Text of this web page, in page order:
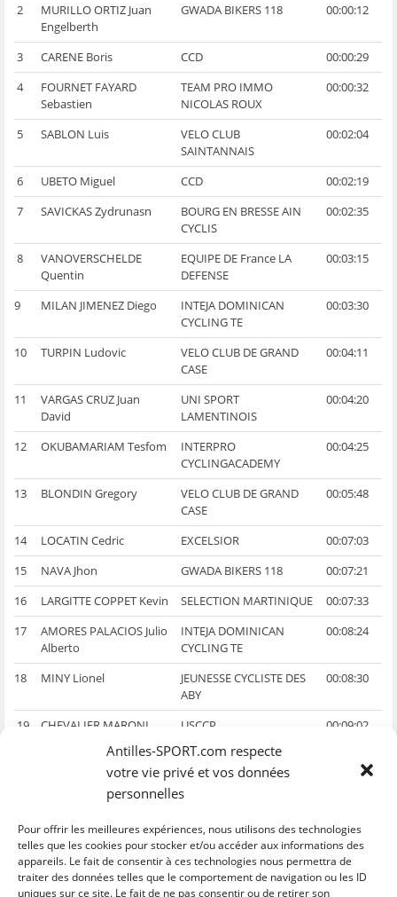
Antilles-SPORT.com respecte
votre vie privé et vos données
personnelles
Pour offrir les meilleures expériences, nous utilisons des technologies
telles que les cookies pour stocker et/ou accéder aux informations des
appareils. Le fait de consentir à ces technologies nous permettra de
traiter des données telles que le comportement de navigation ou les ID
uniques sur ce site. Le fait de ne pas consentir ou de retirer son
2
MURILLO ORTIZ Juan
Engelberth
GWADA BIKERS 118 00:00:12
3 CARENE Boris CCD
00:00:29
4
FOURNET FAYARD
Sebastien
TEAM PRO IMMO
NICOLAS ROUX
00:00:32
5 SABLON Luis
VELO CLUB
SAINTANNAIS
00:02:04
6 UBETO Miguel CCD
00:02:19
7
SAVICKAS Zydrunasn
BOURG EN BRESSE AIN
CYCLIS
00:02:35
8
VANOVERSCHELDE
Quentin
EQUIPE DE France LA
DEFENSE
00:03:15
9 MILAN JIMENEZ Diego
INTEJA DOMINICAN
CYCLING TE
00:03:30
10 TURPIN Ludovic
VELO CLUB DE GRAND
CASE
00:04:11
11
VARGAS CRUZ Juan
David
UNI SPORT
LAMENTINOIS
00:04:20
12 OKUBAMARIAM Tesfom
INTERPRO
CYCLINGACADEMY
00:04:25
13 BLONDIN Gregory
VELO CLUB DE GRAND
CASE
00:05:48
14 LOCATIN Cedric EXCELSIOR
00:07:03
15
NAVA Jhon GWADA BIKERS 118
00:07:21
16
LARGITTE COPPET Kevin SELECTION MARTINIQUE
00:07:33
17
AMORES PALACIOS Julio
Alberto
INTEJA DOMINICAN
CYCLING TE
00:08:24
18 MINY Lionel
JEUNESSE CYCLISTE DES
ABY
00:08:30
19
CHEVALIER MARONI
USCCP 00:09:02
VINETOT Romain
KARUKERA
ASSAINISSEMENT PDL
00:09:07
Classement MILCOM